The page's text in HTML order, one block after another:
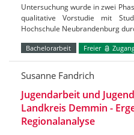
Untersuchung wurde in zwei
qualitative Vorstudie mit
Hochschule Neubrandenburg
Bachelorarbeit Freier
Susanne Fandrich
Jugendarbeit und
Landkreis Demmin -
Regionalanalyse